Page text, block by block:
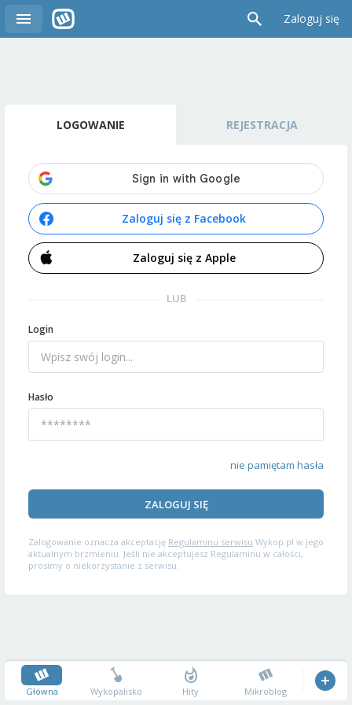
Zaloguj się
LOGOWANIE REJESTRACJA
Zaloguj się z Facebook
Zaloguj się z Apple
LUB
Login
Hasło
nie pamiętam hasła
ZALOGUJ SIĘ
Zalogowanie oznacza akceptację Regulaminu serwisu Wykop.pl w jego
aktualnym brzmieniu. Jeśli nie akceptujesz Regulaminu w całości,
prosimy o niekorzystanie z serwisu.
Główna Wykopalisko Hity Mikroblog